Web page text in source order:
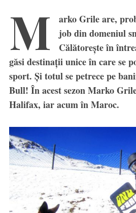
M
arko Grile are,
job din domeniul
Călătoreşte în
găsi destinaţii unice în care se
sport. Şi totul se petrece pe
Bull! În acest sezon Marko
Halifax, iar acum în Maroc.